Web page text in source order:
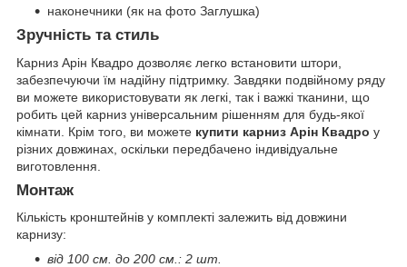
наконечники (як на фото Заглушка)
Зручність та стиль
Карниз Арін Квадро дозволяє легко встановити штори,
забезпечуючи їм надійну підтримку. Завдяки подвійному ряду
ви можете використовувати як легкі, так і важкі тканини, що
робить цей карниз універсальним рішенням для будь-якої
кімнати. Крім того, ви можете купити карниз Арін Квадро у
різних довжинах, оскільки передбачено індивідуальне
виготовлення.
Монтаж
Кількість кронштейнів у комплекті залежить від довжини
карнизу:
від 100 см. до 200 см.: 2 шт.